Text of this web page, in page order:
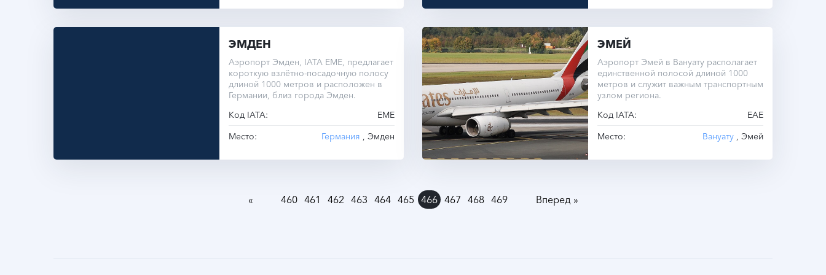
ЭМДЕН
Аэропорт Эмден, IATA EME, предлагает
короткую взлётно-посадочную полосу
длиной 1000 метров и расположен в
Германии, близ города Эмден.
Код IATA:
EME
Место:
Германия , Эмден
ЭМЕЙ
Аэропорт Эмей в Вануату располагает
единственной полосой длиной 1000
метров и служит важным транспортным
узлом региона.
Код IATA:
EAE
Место:
Вануату , Эмей
« 460 461 462 463 464 465 466 467 468 469 »